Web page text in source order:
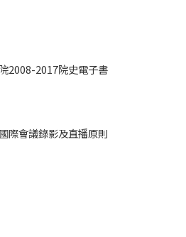
2008-2017院史電子書
際會議錄影及直播原則